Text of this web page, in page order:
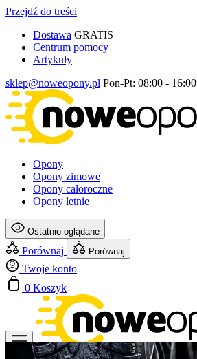
Przejdź do treści
Dostawa GRATIS
Centrum pomocy
Artykuły
sklep@noweopony.pl Pon-Pt: 08:00 - 16:00
Opony
Opony zimowe
Opony całoroczne
Opony letnie
Ostatnio oglądane
Porównaj Porównaj
Twoje konto
0 Koszyk